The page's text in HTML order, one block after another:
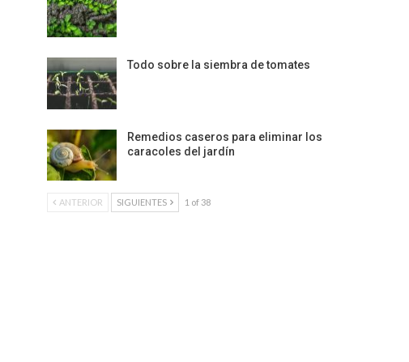
Todo sobre la siembra de tomates
Remedios caseros para eliminar los
caracoles del jardín
ANTERIOR SIGUIENTES 1 of 38